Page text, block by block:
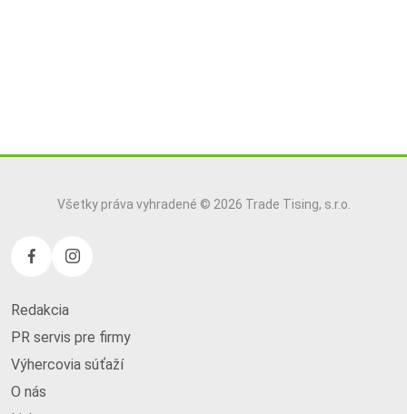
Všetky práva vyhradené © 2026 Trade Tising, s.r.o.
Redakcia
PR servis pre firmy
Výhercovia súťaží
O nás